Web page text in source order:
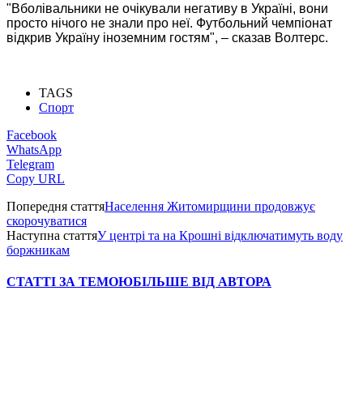
"Вболівальники не очікували негативу в Україні, вони
просто нічого не знали про неї. Футбольний чемпіонат
відкрив Україну іноземним гостям", – сказав Волтерс.
TAGS
Спорт
Facebook
WhatsApp
Telegram
Copy URL
Попередня статтяНаселення Житомирщини продовжує
скорочуватися
Наступна статтяУ центрі та на Крошні відключатимуть воду
боржникам
СТАТТІ ЗА ТЕМОЮБІЛЬШЕ ВІД АВТОРА